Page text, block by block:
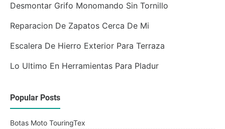
Desmontar Grifo Monomando Sin Tornillo
Reparacion De Zapatos Cerca De Mi
Escalera De Hierro Exterior Para Terraza
Lo Ultimo En Herramientas Para Pladur
Popular Posts
Botas Moto TouringTex